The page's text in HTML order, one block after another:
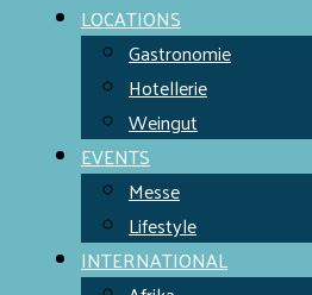
LOCATIONS
Gastronomie
Hotellerie
Weingut
EVENTS
Messe
Lifestyle
INTERNATIONAL